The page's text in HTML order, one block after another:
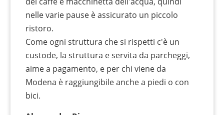
nelle varie pause è assicurato un piccolo
ristoro.
Come ogni struttura che si rispetti c'è un
custode, la struttura e servita da parcheggi,
aime a pagamento, e per chi viene da
Modena è raggiungibile anche a piedi o con
bici.